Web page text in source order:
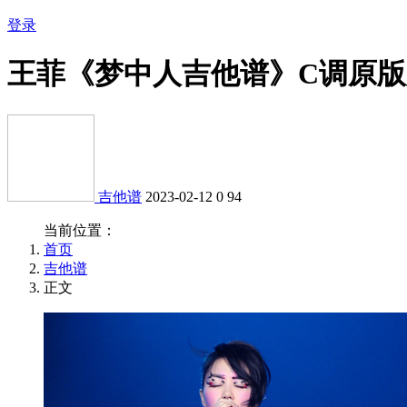
登录
王菲《梦中人吉他谱》C调原
吉他谱 2023-02-12 0 94
当前位置：
首页
吉他谱
正文